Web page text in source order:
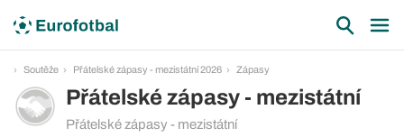
Soutěže Přátelské zápasy - mezistátní 2026 Zápasy
Přátelské zápasy - mezistátní
Přátelské zápasy - mezistátní